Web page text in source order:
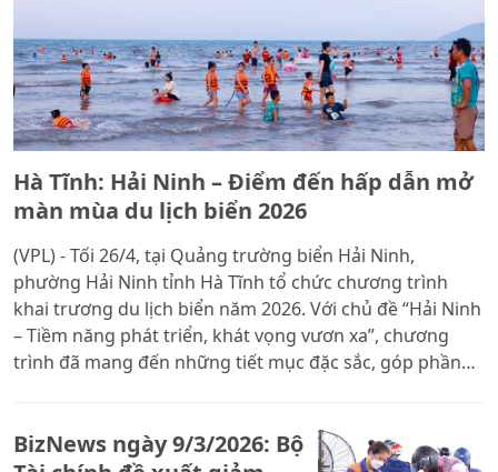
Hà Tĩnh: Hải Ninh – Điểm đến hấp dẫn mở
màn mùa du lịch biển 2026
(VPL) - Tối 26/4, tại Quảng trường biển Hải Ninh,
phường Hải Ninh tỉnh Hà Tĩnh tổ chức chương trình
khai trương du lịch biển năm 2026. Với chủ đề “Hải Ninh
– Tiềm năng phát triển, khát vọng vươn xa”, chương
trình đã mang đến những tiết mục đặc sắc, góp phần
BizNews ngày 9/3/2026: Bộ